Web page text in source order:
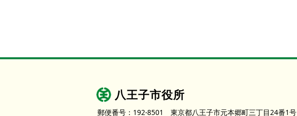
八王子市役所
郵便番号：192-8501 東京都八王子市元本郷町三丁目24番1号